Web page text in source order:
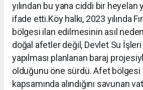
yılından bu yana ciddi bir heyelan
ifade etti.Köy halkı, 2023 yılında
bölgesi ilan edilmesinin asıl
doğal afetler değil, Devlet Su
yapılması planlanan baraj
olduğunu öne sürdü. Afet bölgesi
kapsamında alındığını savunan